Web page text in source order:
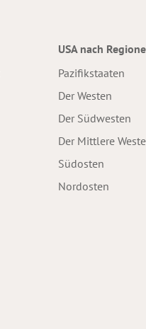
USA nach
Pazifikstaaten
Der Westen
Der Südwesten
Der Mittlere
Südosten
Nordosten